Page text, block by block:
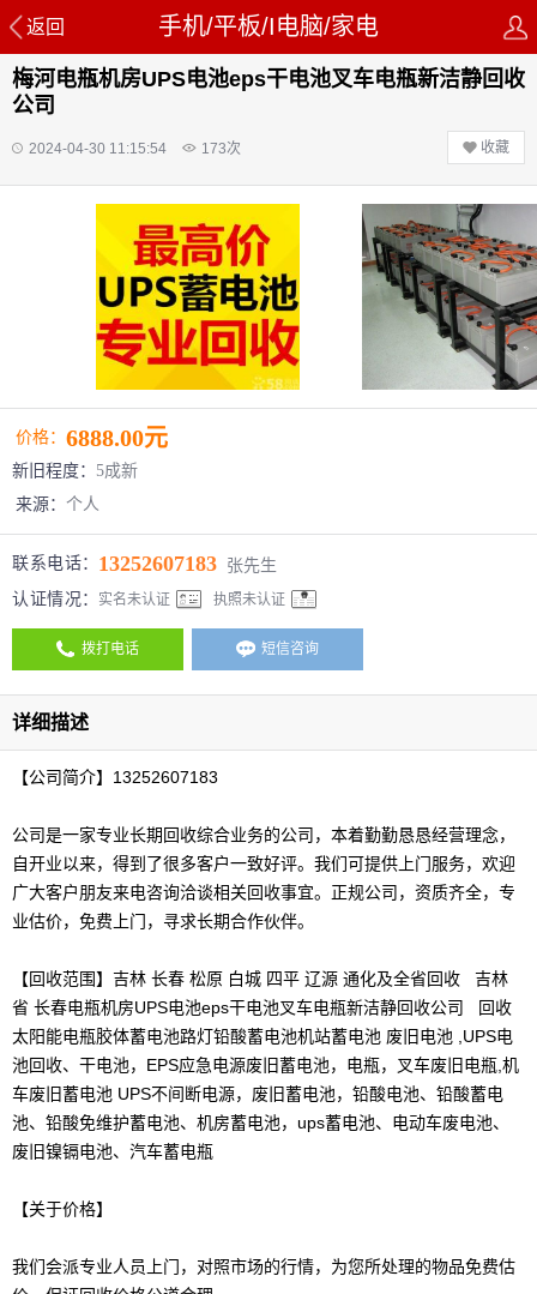
返回 手机/平板/I电脑/家电
梅河电瓶机房UPS电池eps干电池叉车电瓶新洁静回收
公司
2024-04-30 11:15:54 173次 收藏
价格： 6888.00元
新旧程度： 5成新
来源： 个人
联系电话： 13252607183 张先生
认证情况：
实名未认证 执照未认证
拨打电话 短信咨询
详细描述
【公司简介】13252607183
公司是一家专业长期回收综合业务的公司，本着勤勤恳恳经营理念，
自开业以来，得到了很多客户一致好评。我们可提供上门服务，欢迎
广大客户朋友来电咨询洽谈相关回收事宜。正规公司，资质齐全，专
业估价，免费上门，寻求长期合作伙伴。
【回收范围】吉林 长春 松原 白城 四平 辽源 通化及全省回收 吉林
省 长春电瓶机房UPS电池eps干电池叉车电瓶新洁静回收公司 回收
太阳能电瓶胶体蓄电池路灯铅酸蓄电池机站蓄电池 废旧电池 ,UPS电
池回收、干电池，EPS应急电源废旧蓄电池，电瓶，叉车废旧电瓶,机
车废旧蓄电池 UPS不间断电源，废旧蓄电池，铅酸电池、铅酸蓄电
池、铅酸免维护蓄电池、机房蓄电池，ups蓄电池、电动车废电池、
废旧镍镉电池、汽车蓄电瓶
【关于价格】
我们会派专业人员上门，对照市场的行情，为您所处理的物品免费估